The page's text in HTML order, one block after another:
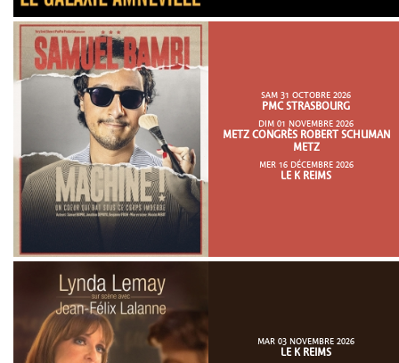
SAM 31 OCTOBRE 2026
PMC STRASBOURG
DIM 01 NOVEMBRE 2026
METZ CONGRÈS ROBERT SCHUMAN
METZ
MER 16 DÉCEMBRE 2026
LE K REIMS
MAR 03 NOVEMBRE 2026
LE K REIMS